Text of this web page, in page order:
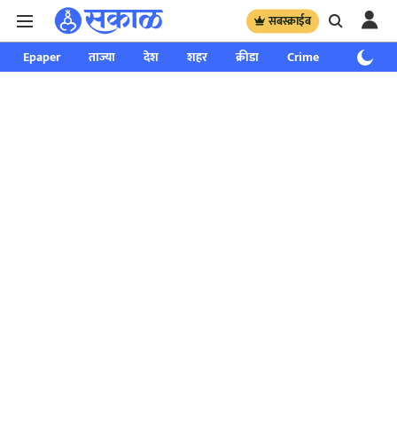
सबस्क्राईब
Epaper ताज्या देश शहर क्रीडा Crime साप्ताहिक